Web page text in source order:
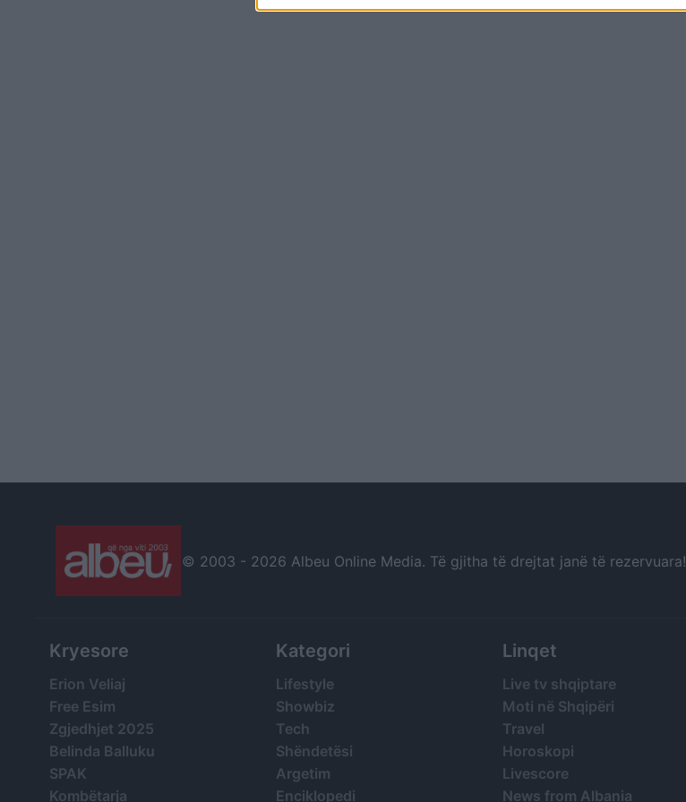
© 2003 - 2026 Albeu Online Media. Të gjitha të drejtat janë të rezervuara!
Kryesore
Erion Veliaj
Free Esim
Zgjedhjet 2025
Belinda Balluku
SPAK
Kombëtarja
Kategori
Lifestyle
Showbiz
Tech
Shëndetësi
Argetim
Enciklopedi
Linqet
Live tv shqiptare
Moti në Shqipëri
Travel
Horoskopi
Livescore
News from Albania